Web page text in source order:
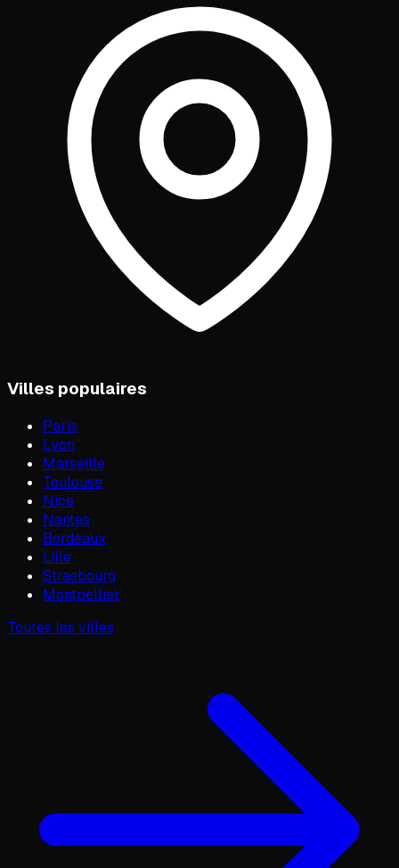
Villes populaires
Paris
Lyon
Marseille
Toulouse
Nice
Nantes
Bordeaux
Lille
Strasbourg
Montpellier
Toutes les villes